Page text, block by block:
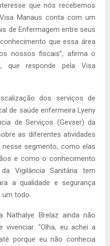
que nós recebemos
Manaus conta com um
de Enfermagem entre seus
que essa área
nossos fiscais”, afirma o
que responde pela Visa
dos serviços de
de saúde enfermeira Lyeny
de Serviços (Gevser) da
as diferentes atividades
segmento, como elas
e como o conhecimento
Vigilância Sanitária tem
a qualidade e segurança
um todo.
Nathalye Brelaz ainda não
“Olha, eu achei a
porque eu não conhecia